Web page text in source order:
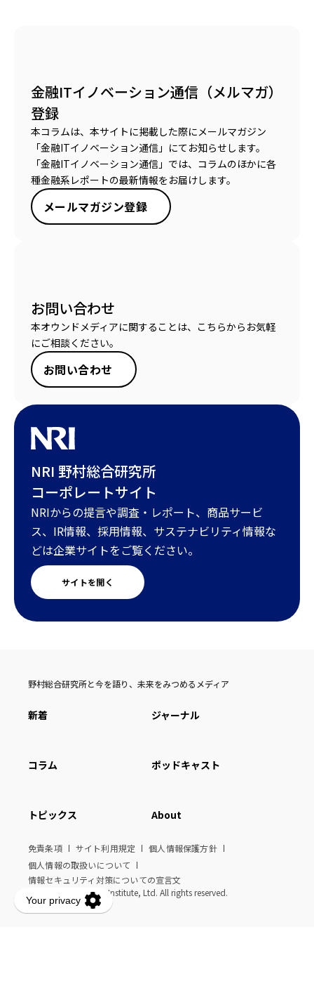
金融ITイノベーション通信（メルマガ）
登録
本コラムは、本サイトに掲載した際にメールマガジン
「金融ITイノベーション通信」にてお知らせします。
「金融ITイノベーション通信」では、コラムのほかに各
種金融系レポートの最新情報をお届けします。
メールマガジン登録
お問い合わせ
本オウンドメディアに関することは、こちらからお気軽
にご相談ください。
お問い合わせ
NRI 野村総合研究所
コーポレートサイト
NRIからの提言や調査・レポート、商品サービ
ス、IR情報、採用情報、サステナビリティ情報な
どは企業サイトをご覧ください。
サイトを開く
野村総合研究所と今を語り、未来をみつめるメディア
新着 ジャーナル
コラム ポッドキャスト
トピックス About
免責条項 サイト利用規定
個人情報保護方針
個人情報の取扱いについて
情報セキュリティ対策についての宣言文
© Nomura Research Institute, Ltd. All rights reserved.